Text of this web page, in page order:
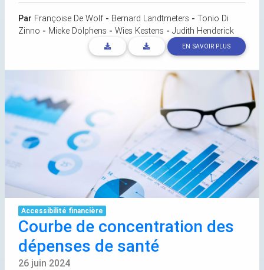
Par Françoise De Wolf- Bernard Landtmeters - Tonio Di
Zinno - Mieke Dolphens - Wies Kestens - Judith Henderick
EN SAVOIR PLUS
Accessibilité financière
Courbe de concentration des
dépenses de santé
26 juin 2024